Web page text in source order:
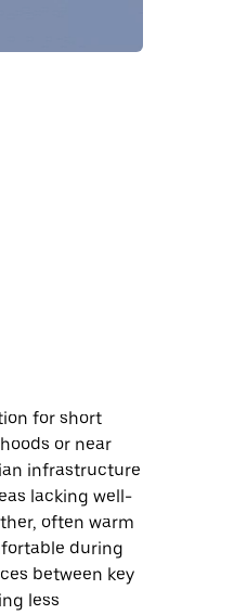
for short
or near
infrastructure
lacking well-
often warm
during
between key
less